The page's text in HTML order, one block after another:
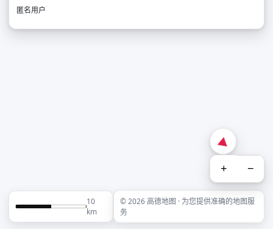
匿名用户
+ −
10
km
© 2026 高德地图 · 为您提供准确的地图服
务